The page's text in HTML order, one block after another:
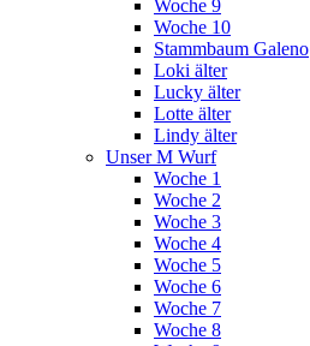
Woche 9
Woche 10
Stammbaum Galeno
Loki älter
Lucky älter
Lotte älter
Lindy älter
Unser M Wurf
Woche 1
Woche 2
Woche 3
Woche 4
Woche 5
Woche 6
Woche 7
Woche 8